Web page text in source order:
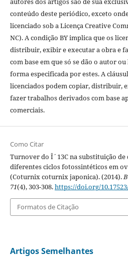
conteúdo deste periódico, exceto
licenciado sob a Licença Creative
NC). A condição BY implica que os
distribuir, exibir e executar a obra e
com base em que só se dão o autor
forma especificada por estes. A
licenciados podem copiar, distribuir,
fazer trabalhos derivados com base
comerciais.
Como Citar
Turnover do Î´13C na substituição
diferentes ciclos fotossintéticos em
(Coturnix coturnix japonica). (2014).
71(4), 303-308.https://doi.org/
Formatos de Citação
Artigos Semelhantes